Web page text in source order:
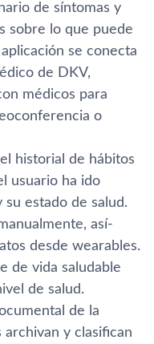
de sí­ntomas y
sobre lo que puede
se conecta
de DKV,
médicos para
o
historial de hábitos
usuario ha ido
estado de salud.
así­
desde wearables.
de vida saludable
de salud.
de la
y clasifican